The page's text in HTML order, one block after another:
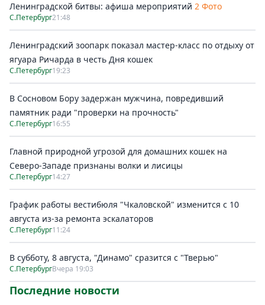
Ленинградской битвы: афиша мероприятий 2 Фото
С.Петербург21:48
Ленинградский зоопарк показал мастер-класс по отдыху от
ягуара Ричарда в честь Дня кошек
С.Петербург19:23
В Сосновом Бору задержан мужчина, повредивший
памятник ради "проверки на прочность"
С.Петербург16:55
Главной природной угрозой для домашних кошек на
Северо-Западе признаны волки и лисицы
С.Петербург14:27
График работы вестибюля "Чкаловской" изменится с 10
августа из-за ремонта эскалаторов
С.Петербург11:24
В субботу, 8 августа, "Динамо" сразится с "Тверью"
С.ПетербургВчера 19:03
Последние новости